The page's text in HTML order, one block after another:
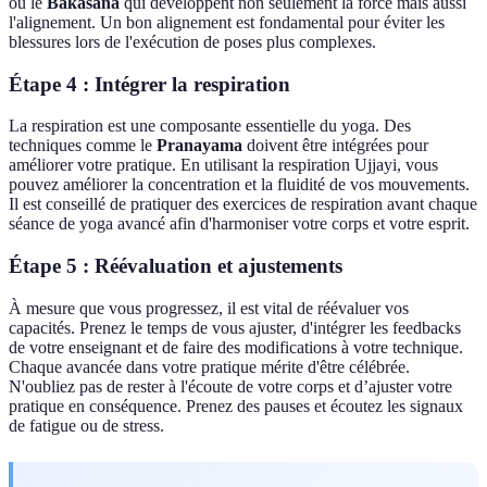
l'alignement. Un bon alignement est fondamental pour éviter les
blessures lors de l'exécution de poses plus complexes.
Étape 4 : Intégrer la respiration
La respiration est une composante essentielle du yoga. Des
techniques comme le Pranayama doivent être intégrées pour
améliorer votre pratique. En utilisant la respiration Ujjayi, vous
pouvez améliorer la concentration et la fluidité de vos mouvements.
Il est conseillé de pratiquer des exercices de respiration avant chaque
séance de yoga avancé afin d'harmoniser votre corps et votre esprit.
Étape 5 : Réévaluation et ajustements
À mesure que vous progressez, il est vital de réévaluer vos
capacités. Prenez le temps de vous ajuster, d'intégrer les feedbacks
de votre enseignant et de faire des modifications à votre technique.
Chaque avancée dans votre pratique mérite d'être célébrée.
N'oubliez pas de rester à l'écoute de votre corps et d’ajuster votre
pratique en conséquence. Prenez des pauses et écoutez les signaux
de fatigue ou de stress.